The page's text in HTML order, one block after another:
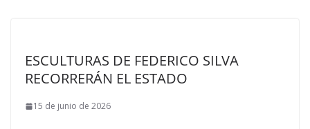
ESCULTURAS DE FEDERICO SILVA
RECORRERÁN EL ESTADO
15 de junio de 2026